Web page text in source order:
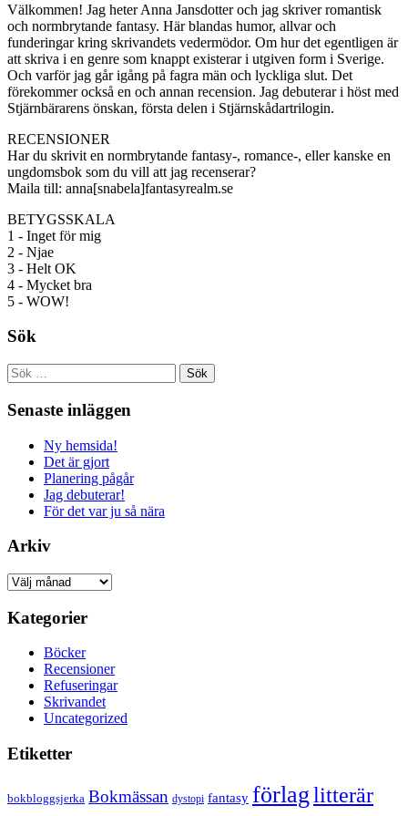
Välkommen! Jag heter Anna Jansdotter och jag skriver romantisk
och normbrytande fantasy. Här blandas humor, allvar och
funderingar kring skrivandets vedermödor. Om hur det egentligen är
att skriva i en genre som knappt existerar i utgiven form i Sverige.
Och varför jag går igång på fagra män och lyckliga slut. Det
förekommer också en och annan recension. Jag debuterar i höst med
Stjärnbärarens önskan, första delen i Stjärnskådartrilogin.
RECENSIONER
Har du skrivit en normbrytande fantasy-, romance-, eller kanske en
ungdomsbok som du vill att jag recenserar?
Maila till: anna[snabela]fantasyrealm.se
BETYGSSKALA
1 - Inget för mig
2 - Njae
3 - Helt OK
4 - Mycket bra
5 - WOW!
Sök
Sök
efter:
Senaste inläggen
Ny hemsida!
Det är gjort
Planering pågår
Jag debuterar!
För det var ju så nära
Arkiv
Arkiv
Kategorier
Böcker
Recensioner
Refuseringar
Skrivandet
Uncategorized
Etiketter
bokbloggsjerka Bokmässan dystopi fantasy förlaglitterär